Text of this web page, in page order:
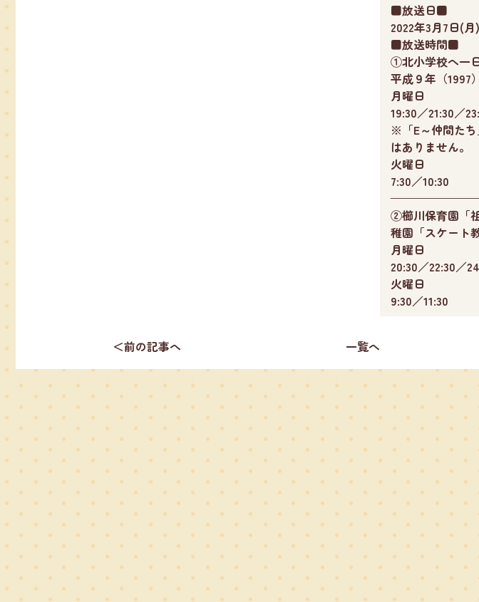
■放送日■
2022年3月7日(
■放送時間■
①北小学校へ一
平成９年（1997）
月曜日
19:30／21:30／
※「E～仲間たち
はありません。
火曜日
7:30／10:30
②櫛川保育園「
稚園「スケート
月曜日
20:30／22:30／
火曜日
9:30／11:30
＜前の記事へ 一覧へ